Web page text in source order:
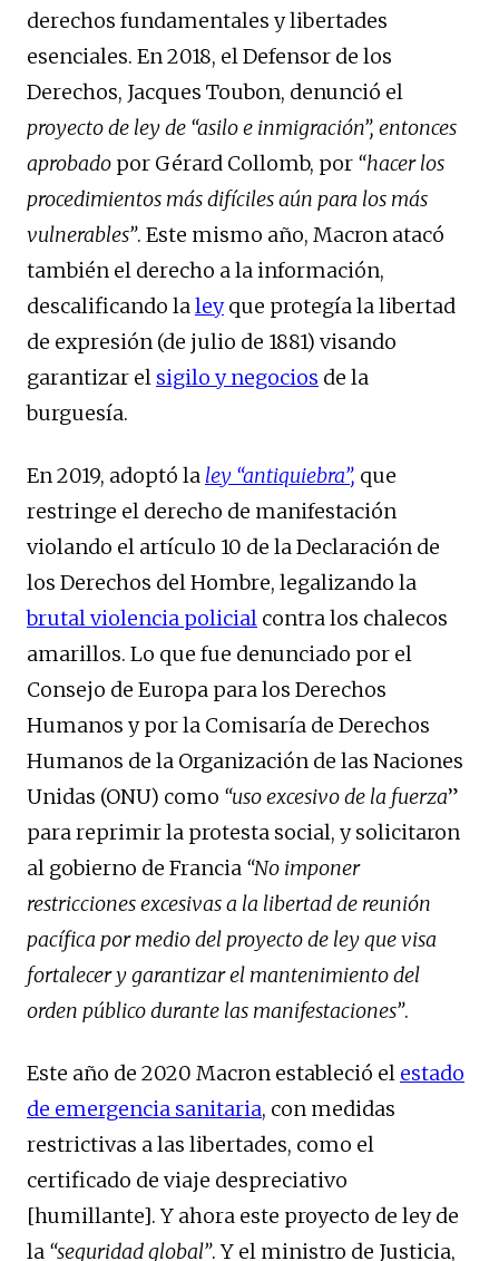
derechos fundamentales y libertades
esenciales. En 2018, el Defensor de los
Derechos, Jacques Toubon, denunció el
proyecto de ley de “asilo e inmigración”, entonces
aprobado por Gérard Collomb, por “hacer los
procedimientos más difíciles aún para los más
vulnerables”. Este mismo año, Macron atacó
también el derecho a la información,
descalificando laleyque protegía la libertad
de expresión (de julio de 1881) visando
garantizar el sigilo y negocios de la
burguesía.
En 2019, adoptó la ley “antiquiebra”, que
restringe el derecho de manifestación
violando el artículo 10 de la Declaración de
los Derechos del Hombre, legalizando la
brutal violencia policial contra los chalecos
amarillos. Lo que fue denunciado por el
Consejo de Europa para los Derechos
Humanos y por la Comisaría de Derechos
Humanos de la Organización de las Naciones
Unidas (ONU) como “uso excesivo de la fuerza”
para reprimir la protesta social, y solicitaron
al gobierno de Francia “No imponer
restricciones excesivas a la libertad de reunión
pacífica por medio del proyecto de ley que visa
fortalecer y garantizar el mantenimiento del
orden público durante las manifestaciones”.
Este año de 2020 Macron estableció el estado
de emergencia sanitaria, con medidas
restrictivas a las libertades, como el
certificado de viaje despreciativo
[humillante]. Y ahora este proyecto de ley de
la “seguridad global”. Y el ministro de Justicia,